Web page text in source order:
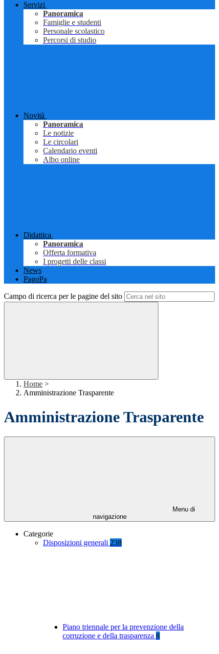
Servizi
Panoramica
Famiglie e studenti
Personale scolastico
Percorsi di studio
Novità
Panoramica
Le notizie
Le circolari
Calendario eventi
Albo online
Didattica
Panoramica
Offerta formativa
I progetti delle classi
News
PagoPa
Campo di ricerca per le pagine del sito
Home >
Amministrazione Trasparente
Amministrazione Trasparente
Menu di
navigazione
Categorie
Disposizioni generali 238
Piano triennale per la prevenzione della
corruzione e della trasparenza 8